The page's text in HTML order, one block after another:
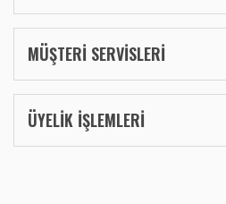
MÜŞTERİ SERVİSLERİ
ÜYELİK İŞLEMLERİ